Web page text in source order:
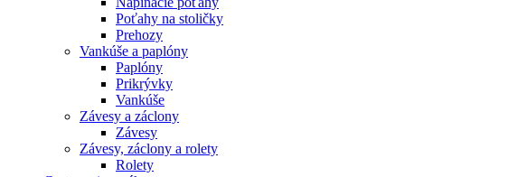
Poťahy na stoličky
Prehozy
Vankúše a paplóny
Paplóny
Prikrývky
Vankúše
Závesy a záclony
Závesy
Závesy, záclony a rolety
Rolety